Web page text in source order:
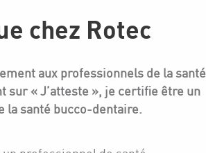
chez Rotec
aux professionnels de la santé
sur « J’atteste », je certifie être un
la santé bucco-dentaire.